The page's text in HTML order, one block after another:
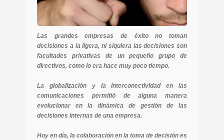
Las grandes empresas de éxito no toman
decisiones a la ligera, ni siquiera las decisiones son
facultades privativas de un pequeño grupo de
directivos, como lo era hace muy poco tiempo.
La globalización y la interconectividad en las
comunicaciones permitió de alguna manera
evolucionar en la dinámica de gestión de las
decisiones internas de una empresa.
Hoy en día, la colaboración en la toma de decisión es